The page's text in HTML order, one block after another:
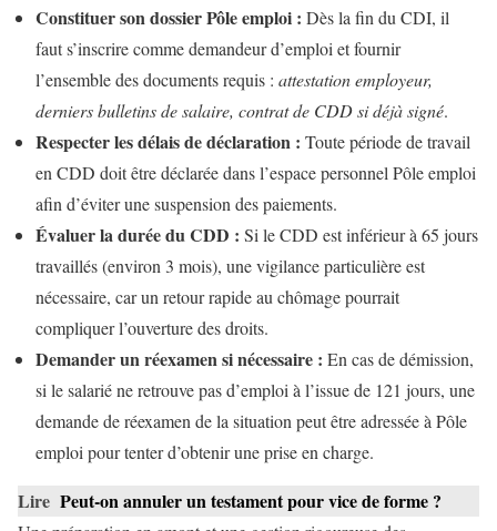
Constituer son dossier Pôle emploi : Dès la fin du CDI, il
faut s’inscrire comme demandeur d’emploi et fournir
l’ensemble des documents requis : attestation employeur,
derniers bulletins de salaire, contrat de CDD si déjà signé.
Respecter les délais de déclaration : Toute période de travail
en CDD doit être déclarée dans l’espace personnel Pôle emploi
afin d’éviter une suspension des paiements.
Évaluer la durée du CDD : Si le CDD est inférieur à 65 jours
travaillés (environ 3 mois), une vigilance particulière est
nécessaire, car un retour rapide au chômage pourrait
compliquer l’ouverture des droits.
Demander un réexamen si nécessaire : En cas de démission,
si le salarié ne retrouve pas d’emploi à l’issue de 121 jours, une
demande de réexamen de la situation peut être adressée à Pôle
emploi pour tenter d’obtenir une prise en charge.
Lire Peut-on annuler un testament pour vice de forme ?